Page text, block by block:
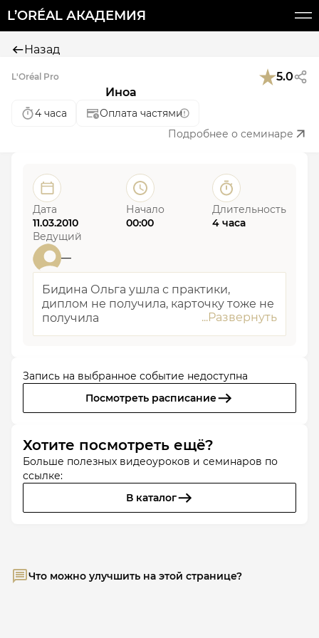
L’ORÉAL АКАДЕМИЯ
Назад
L'Oréal Pro
5.0
Иноа
4 часа
Оплата частями
Подробнее о семинаре
Дата
11.03.2010
Начало
00:00
Длительность
4 часа
Ведущий
—
Бидина Ольга ушла с практики,
диплом не получила, карточку тоже не
получила
Запись на выбранное событие недоступна
Посмотреть расписание
Хотите посмотреть ещё?
Больше полезных видеоуроков и семинаров по
ссылке:
В каталог
Что можно улучшить на этой странице?